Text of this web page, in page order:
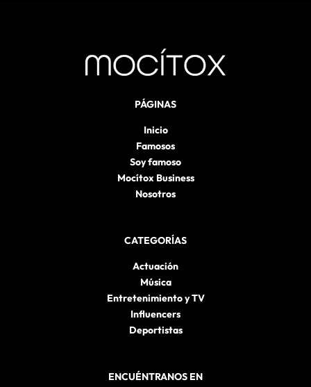
PÁGINAS
Inicio
Famosos
Soy famoso
Mocítox Business
Nosotros
CATEGORÍAS
Actuación
Música
Entretenimiento y TV
Influencers
Deportistas
ENCUÉNTRANOS EN